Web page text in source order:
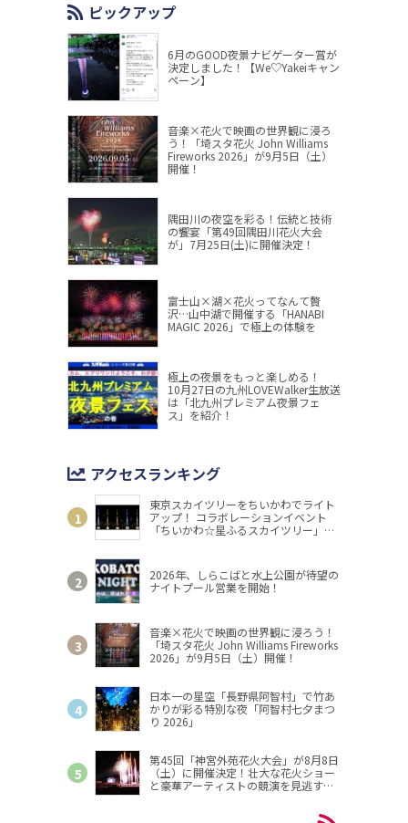
ピックアップ
6月のGOOD夜景ナビゲーター賞が
決定しました！【We♡Yakeiキャン
ペーン】
音楽×花火で映画の世界観に浸ろ
う！「埼スタ花火 John Williams
Fireworks 2026」が9月5日（土）
開催！
隅田川の夜空を彩る！伝統と技術
の饗宴「第49回隅田川花火大会
が」7月25日(土)に開催決定！
富士山×湖×花火ってなんて贅
沢…山中湖で開催する「HANABI
MAGIC 2026」で極上の体験を
極上の夜景をもっと楽しめる！
10月27日の九州LOVEWalker生放送
は「北九州プレミアム夜景フェ
ス」を紹介！
アクセスランキング
東京スカイツリーをちいかわでライト
アップ！ コラボレーションイベント
「ちいかわ☆星ふるスカイツリー」開
2026年、しらこばと水上公園が待望の
ナイトプール営業を開始！
音楽×花火で映画の世界観に浸ろう！
「埼スタ花火 John Williams Fireworks
2026」が9月5日（土）開催！
日本一の星空「長野県阿智村」で竹あ
かりが彩る特別な夜「阿智村七夕まつ
り 2026」
第45回「神宮外苑花火大会」が8月8日
（土）に開催決定！壮大な花火ショー
と豪華アーティストの競演を見逃す